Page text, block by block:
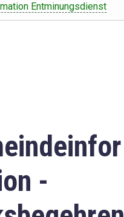
Entminungsdienst
-